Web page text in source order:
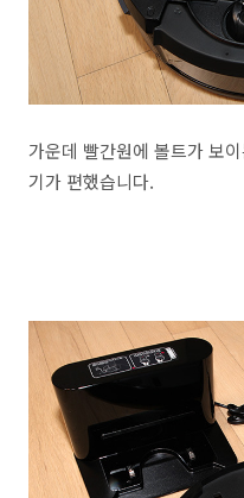
가운데 빨간원에 볼트가 보
기가 편했습니다.